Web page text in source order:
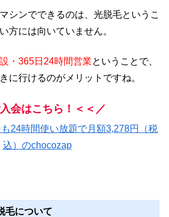
シンでできるのは、光脱毛というこ
方には向いていません。
・365日24時間営業ということで、
に行けるのがメリットですね。
会はこちら！＜＜／
24時間使い放題で月額3,278円（税
込）のchocozap
毛について